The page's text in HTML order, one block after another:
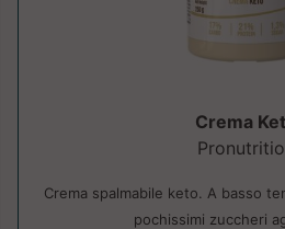
Crema
Crema spalmabile keto. A basso
pochissimi zuccheri